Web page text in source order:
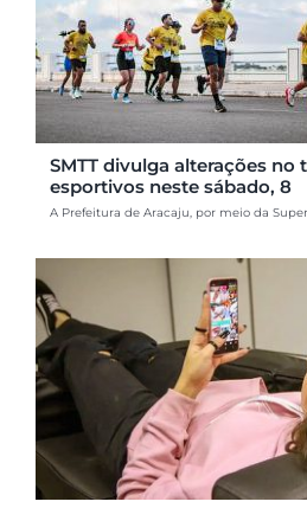
SMTT divulga alterações no
esportivos neste sábado, 8
A Prefeitura de Aracaju, por meio da